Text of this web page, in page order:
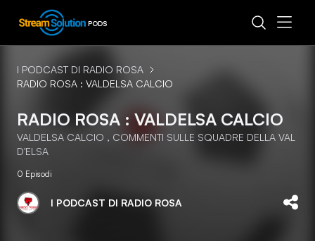
PODS
I PODCAST DI RADIO ROSA
RADIO ROSA : VALDELSA CALCIO
RADIO ROSA : VALDELSA CALCIO
VALDELSA CALCIO , COMMENTI SULLE SQUADRE DELLA VAL
D'ELSA
0 Episodi
I PODCAST DI RADIO ROSA